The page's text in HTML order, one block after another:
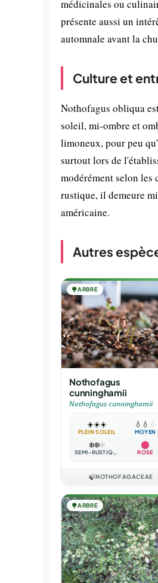
médicinales ou
présente aussi un
automnale avant la
Culture et
Nothofagus obliqua
soleil, mi-ombre et
limoneux, pour peu
surtout lors de
modérément selon les
rustique, il demeure
américaine.
Autres
🌳ARBRE
Nothofagus
cunninghamii
Nothofagus cunninghamii
☀️☀️☀️
PLEIN SOLEIL
💧 💧 💧
MOYEN
❄️❄️❄️
SEMI-RUSTIQUE ROSE
🍃NOTHOFAGACEAE
🌳ARBRE